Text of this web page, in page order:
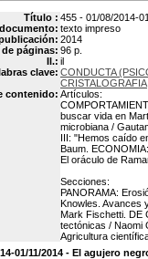
Título : 455 - 01/08/2014-
texto impreso
2014
páginas: 96 p.
Il.: il
clave: CONDUCTA
CRISTALOGRAFIA
contenido: Artículos:
buscar vida en
microbiana /
III: "Hemos caído
Baum.
El oráculo de
Secciones:
PANORAMA:
Knowles. Avances
Mark Fischetti. DE
tectónicas / Naomi
Agricultura
01/11/2014 - El agujero